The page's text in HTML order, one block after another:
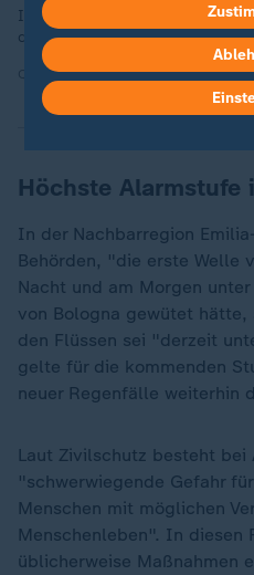
Im Fluss Arno in Florenz steht
deutlich höher als üblich.
Quelle: AFP
Höchste Alarmstufe
In der Nachbarregion
Behörden, "die erste Welle
Nacht und am Morgen
von Bologna gewütet hätte,
den Flüssen sei "derzeit
gelte für die kommenden
neuer Regenfälle weiterhin
Laut Zivilschutz besteht bei
"schwerwiegende Gefahr
Menschen mit möglichen
Menschenleben". In diesen
üblicherweise Maßnahmen